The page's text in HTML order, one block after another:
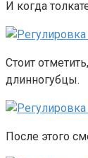
И когда
Стоит
длинногубцы.
После этого